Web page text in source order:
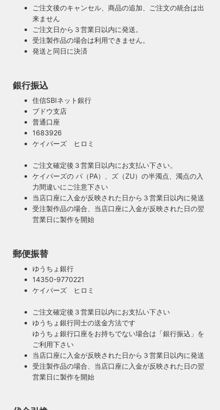
ご注文後のキャンセル、商品の追加、ご注文の統合は出
来ません
ご注文日から３営業日以内に発送。
受注製作品の場合は利用できません。
発送と同日に決済
銀行振込
住信SBIネット銀行
ブドウ支店
普通口座
1683926
ケイパーズ ヒロミ
ご注文確定後３営業日以内にお支払い下さい。
ケイパーズの パ（PA）、ズ（ZU）の半濁点、濁点の入
力間違いにご注意下さい
当店口座に入金が反映された日から３営業日以内に発送
受注製作品の場合、当店口座に入金が反映された日の翌
営業日に製作を開始
郵便振替
ゆうちょ銀行
14350-9770221
ケイパーズ ヒロミ
ご注文確定後３営業日以内にお支払い下さい
ゆうちょ銀行同士の送金方法です
ゆうちょ銀行口座をお持ちでない場合は「銀行振込」を
ご利用下さい
当店口座に入金が反映された日から３営業日以内に発送
受注製作品の場合、当店口座に入金が反映された日の翌
営業日に製作を開始